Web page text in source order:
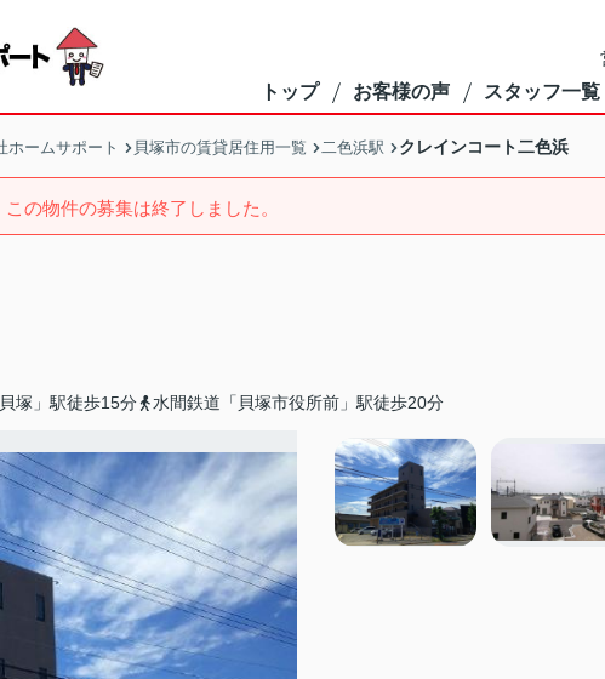
トップ お客様の声 スタッフ一覧
ホームサポート 貝塚市の賃貸居住用一覧 二色浜駅 クレインコート二色浜
この物件の募集は終了しました。
塚」駅徒歩15分 水間鉄道「貝塚市役所前」駅徒歩20分